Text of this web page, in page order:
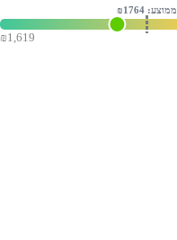
₪1,619
ממוצע: ₪1764